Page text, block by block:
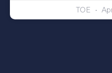
TOE